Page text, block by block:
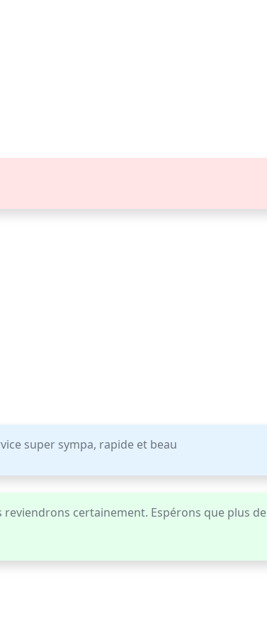
super sympa, rapide et beau
certainement. Espérons que plus de